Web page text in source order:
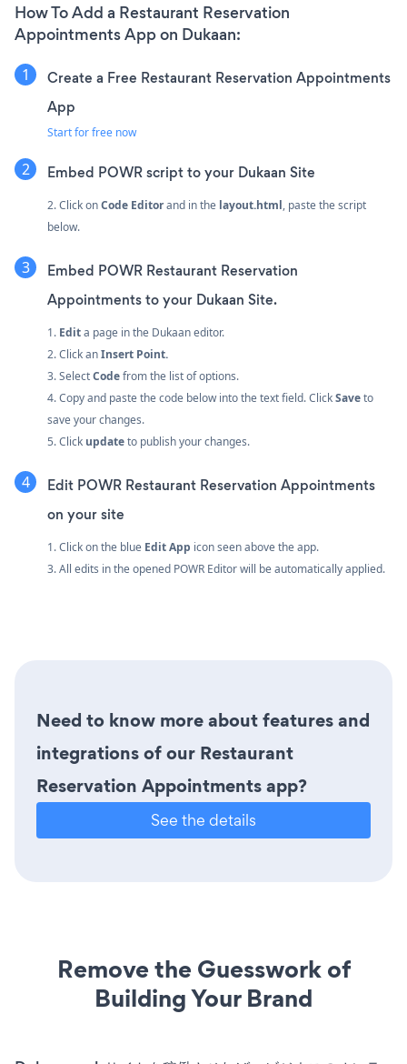
How To Add a Restaurant Reservation
Appointments App on Dukaan:
Create a Free Restaurant Reservation Appointments
App
Start for free now
Embed POWR script to your Dukaan Site
2. Click onCode Editorand in the layout.html, paste the script
below.
Embed POWR Restaurant Reservation
Appointments to your Dukaan Site.
1. Edita page in the Dukaan editor.
2. Click anInsert Point.
3. SelectCodefrom the list of options.
4. Copy and paste the code below into the text field. ClickSaveto
save your changes.
5. Click updateto publish your changes.
Edit POWR Restaurant Reservation Appointments
on your site
1. Click on the blue Edit App icon seen above the app.
3. All edits in the opened POWR Editor will be automatically applied.
Need to know more about features and
integrations of our Restaurant
Reservation Appointments app?
See the details
Remove the Guesswork of
Building Your Brand